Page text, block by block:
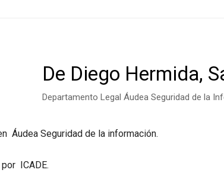
De Diego Hermida,
Departamento Legal Áudea Seguridad de la
Áudea Seguridad de la información.
ICADE.